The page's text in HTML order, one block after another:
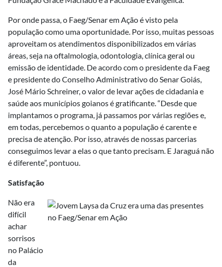
Por onde passa, o Faeg/Senar em Ação é visto pela
população como uma oportunidade. Por isso, muitas pessoas
aproveitam os atendimentos disponibilizados em várias
áreas, seja na oftalmologia, odontologia, clínica geral ou
emissão de identidade. De acordo com o presidente da Faeg
e presidente do Conselho Administrativo do Senar Goiás,
José Mário Schreiner, o valor de levar ações de cidadania e
saúde aos municípios goianos é gratificante. “Desde que
implantamos o programa, já passamos por várias regiões e,
em todas, percebemos o quanto a população é carente e
precisa de atenção. Por isso, através de nossas parcerias
conseguimos levar a elas o que tanto precisam. E Jaraguá não
é diferente”, pontuou.
Satisfação
Não era
difícil
achar
sorrisos
no Palácio
da